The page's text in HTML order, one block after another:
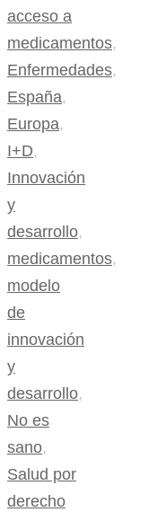
acceso a
medicamentos,
Enfermedades,
España,
Europa,
I+D,
Innovación
y
desarrollo,
medicamentos,
modelo
de
innovación
y
desarrollo,
No es
sano,
Salud por
derecho